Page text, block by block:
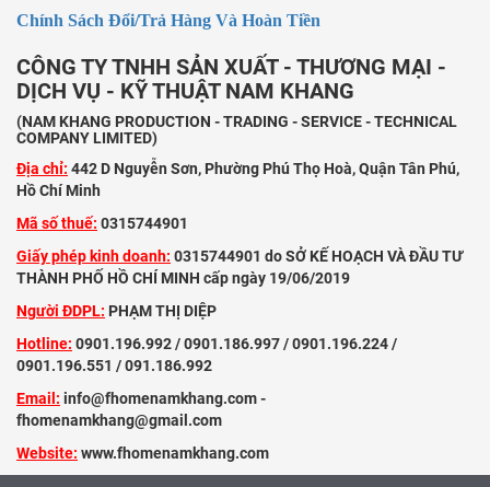
Chính Sách Đổi/Trả Hàng Và Hoàn Tiền
CÔNG TY TNHH SẢN XUẤT - THƯƠNG MẠI -
DỊCH VỤ - KỸ THUẬT NAM KHANG
(NAM KHANG PRODUCTION - TRADING - SERVICE - TECHNICAL
COMPANY LIMITED)
Địa chỉ: 442 D Nguyễn Sơn, Phường Phú Thọ Hoà, Quận Tân Phú,
Hồ Chí Minh
Mã số thuế: 0315744901
Giấy phép kinh doanh: 0315744901 do SỞ KẾ HOẠCH VÀ ĐẦU TƯ
THÀNH PHỐ HỒ CHÍ MINH cấp ngày 19/06/2019
Người ĐDPL: PHẠM THỊ DIỆP
Hotline: 0901.196.992 / 0901.186.997 / 0901.196.224 /
0901.196.551 / 091.186.992
Email: info@fhomenamkhang.com -
fhomenamkhang@gmail.com
Website: www.fhomenamkhang.com